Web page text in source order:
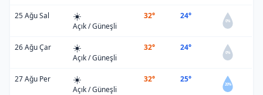
25 Ağu Sal ☀️
Açık / Güneşli
32° 24°
0%
26 Ağu Çar ☀️
Açık / Güneşli
32° 24°
0%
27 Ağu Per ☀️
Açık / Güneşli
32° 25°
20%